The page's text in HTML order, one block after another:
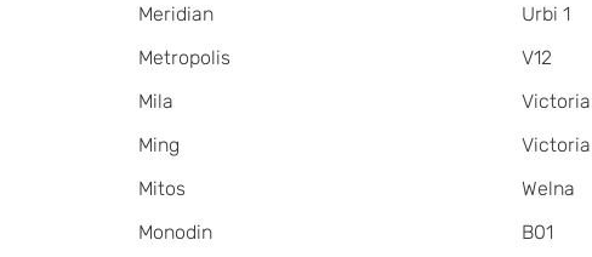
Meridian
Metropolis
Mila
Ming
Mitos
Monodin
Urbi 1
V12
Victoria
Welna
В01